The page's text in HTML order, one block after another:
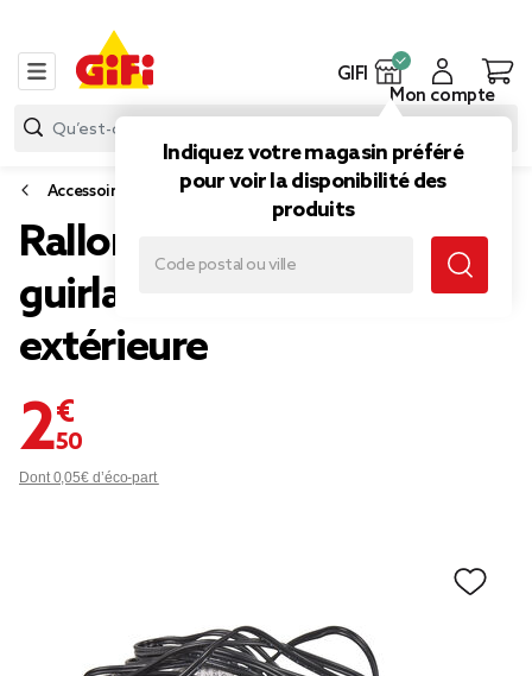
GIFI
Indiquez votre magasin préféré
pour voir la disponibilité des
produits
Mon compte
Accessoires électriques
Rallonge avec duplite pour
guirlande électrique
extérieure
2,50 €
Dont 0,05€ d’éco-part